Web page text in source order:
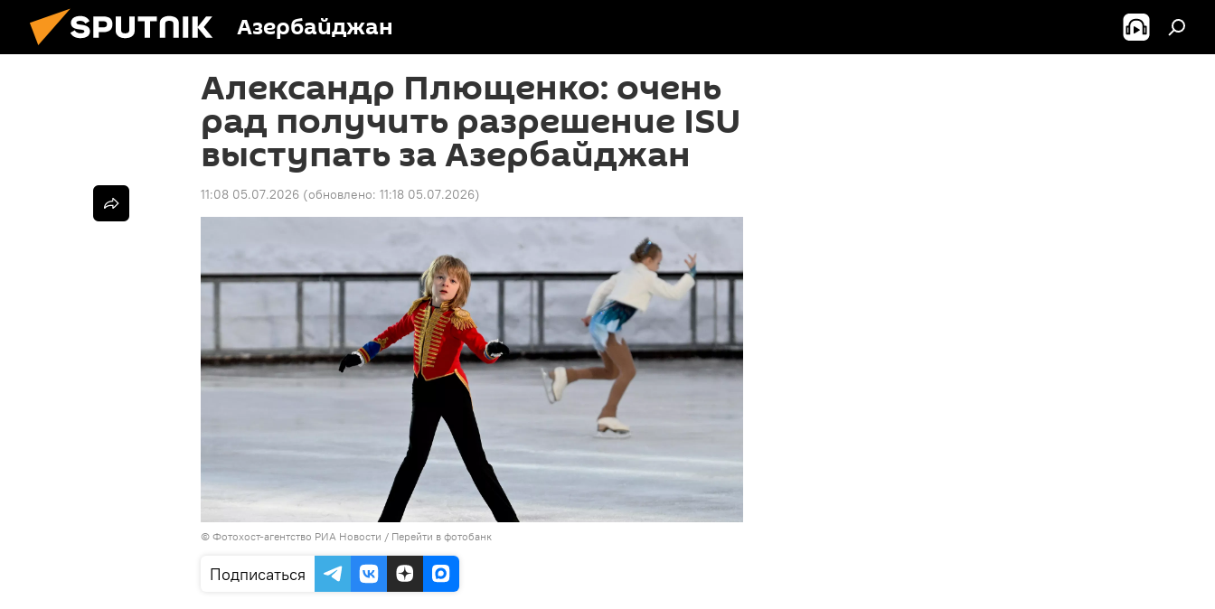
Азербайджан
Александр Плющенко: очень
рад получить разрешение ISU
выступать за Азербайджан
11:08 05.07.2026 (обновлено: 11:18 05.07.2026)
© Фотохост-агентство РИА Новости / Перейти в фотобанк
Подписаться